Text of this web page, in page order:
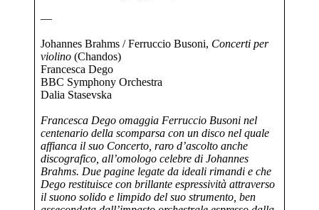
—
Johannes Brahms / Ferruccio Busoni, Concerti per
violino (Chandos)
Francesca Dego
BBC Symphony Orchestra
Dalia Stasevska
Francesca Dego omaggia Ferruccio Busoni nel
centenario della scomparsa con un disco nel quale
affianca il suo Concerto, raro d’ascolto anche
discografico, all’omologo celebre di Johannes
Brahms. Due pagine legate da ideali rimandi e che
Dego restituisce con brillante espressività attraverso
il suono solido e limpido del suo strumento, ben